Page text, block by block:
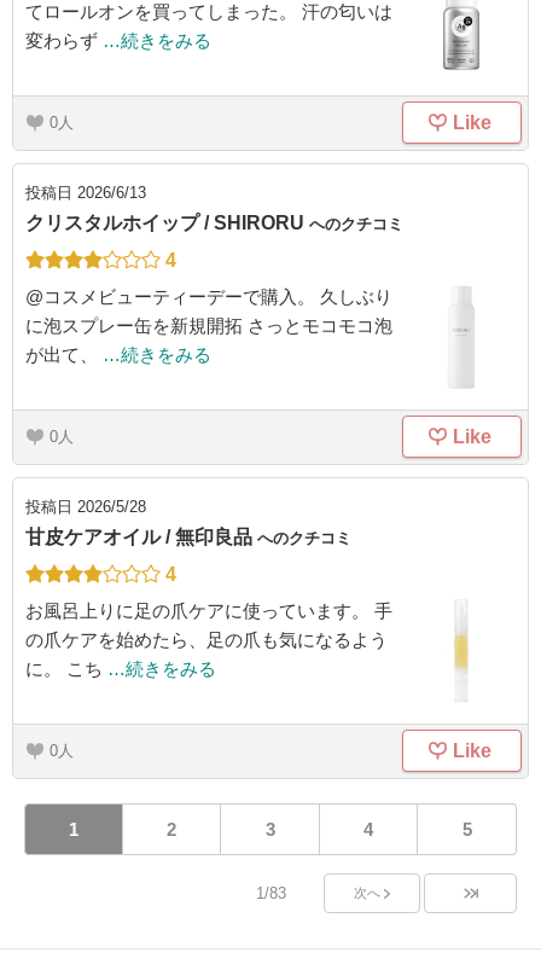
てロールオンを買ってしまった。 汗の匂いは
変わらず …続きをみる
0 Like
投稿日 2026/6/13
クリスタルホイップ / SHIRORU へのクチコミ
4
@コスメビューティーデーで購入。 久しぶり
に泡スプレー缶を新規開拓 さっとモコモコ泡
が出て、
…続きをみる
0 Like
投稿日 2026/5/28
甘皮ケアオイル / 無印良品 へのクチコミ
4
お風呂上りに足の爪ケアに使っています。 手
の爪ケアを始めたら、足の爪も気になるよう
に。 こち …続きをみる
0 Like
1 2 3 4 5
1/83 次へ